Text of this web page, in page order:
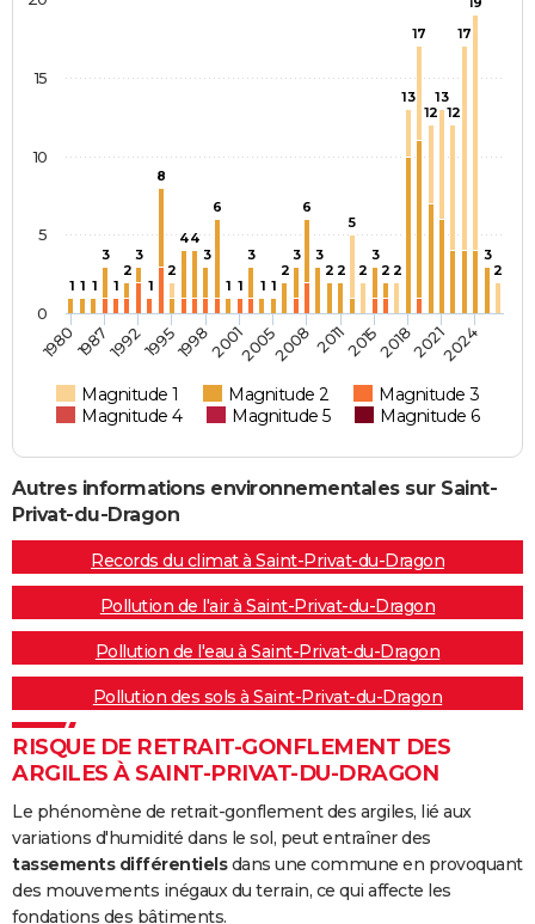
1 1 1
3
1
2
3
1
8
2
44
3
6
1 1
3
1 1
2
3
6
3
2 2
5
2
3
2 2
13
17
12
13
12
17
3
2
Magnitude 1 Magnitude 2
Magnitude 3
Magnitude 4
Magnitude 5 Magnitude 6
19801987199219951998200120052008 20112015201820212024
0
5
10
15
Autres informations environnementales sur Saint-
Privat-du-Dragon
Records du climat à Saint-Privat-du-Dragon
Pollution de l'air à Saint-Privat-du-Dragon
Pollution de l'eau à Saint-Privat-du-Dragon
Pollution des sols à Saint-Privat-du-Dragon
RISQUE DE RETRAIT-GONFLEMENT DES
ARGILES À SAINT-PRIVAT-DU-DRAGON
Le phénomène de retrait-gonflement des argiles, lié aux
variations d'humidité dans le sol, peut entraîner des
tassements différentielsdans une commune en provoquant
des mouvements inégaux du terrain, ce qui affecte les
fondations des bâtiments.